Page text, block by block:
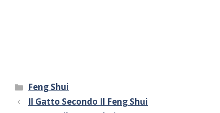
Categorie
Feng Shui
Il Gatto Secondo Il Feng Shui